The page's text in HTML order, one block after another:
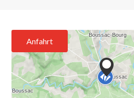
Anfahrt